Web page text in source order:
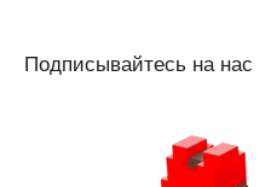
Подписывайтесь на нас